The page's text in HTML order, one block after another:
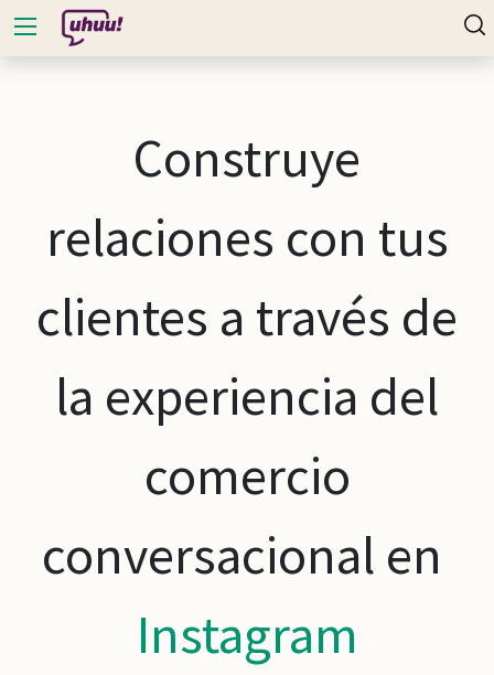
Construye
relaciones con tus
clientes a través de
la experiencia del
comercio
conversacional en
Instagram